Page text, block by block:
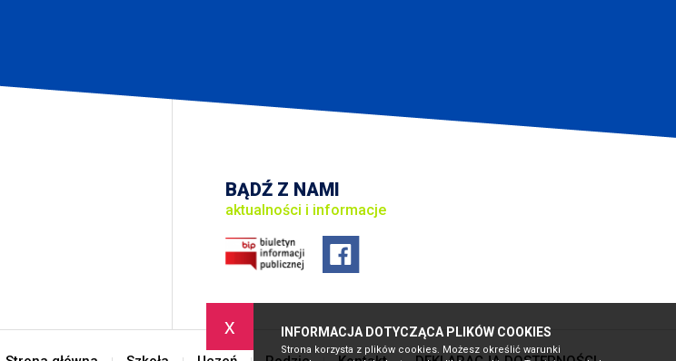
x INFORMACJA DOTYCZĄCA PLIKÓW COOKIES
Strona korzysta z plików cookies. Możesz określić warunki
BĄDŹ Z NAMI
aktualności i informacje